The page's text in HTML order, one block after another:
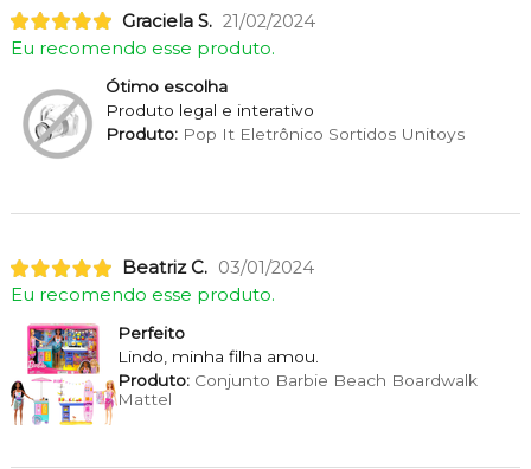
Graciela S. 21/02/2024
Eu recomendo esse produto.
Ótimo escolha
Produto legal e interativo
Produto:Pop It Eletrônico Sortidos Unitoys
Beatriz C. 03/01/2024
Eu recomendo esse produto.
Perfeito
Lindo, minha filha amou.
Produto:Conjunto Barbie Beach Boardwalk
Mattel